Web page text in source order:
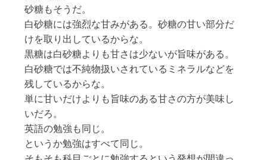
砂糖もそうだ。
白砂糖には強烈な甘みがある。砂糖の甘い部分だ
けを取り出しているからな。
黒糖は白砂糖よりも甘さは少ないが旨味がある。
白砂糖では不純物扱いされているミネラルなどを
残しているからな。
単に甘いだけよりも旨味のある甘さの方が美味し
いだろ。
英語の勉強も同じ。
というか勉強はすべて同じ。